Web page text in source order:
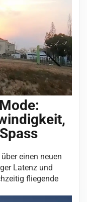
einen neuen
Latenz und
fliegende